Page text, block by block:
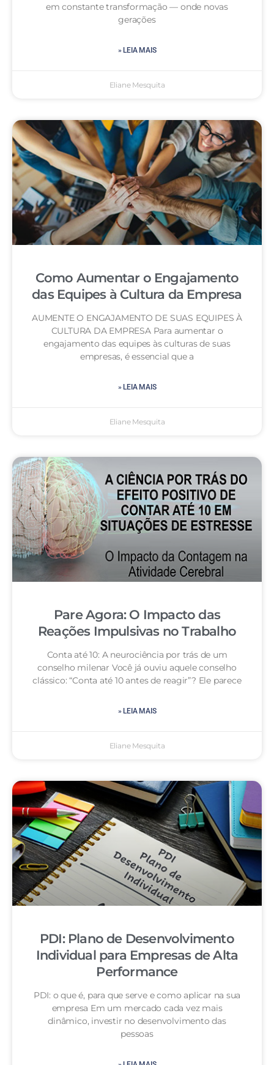
em constante transformação — onde novas
gerações
» LEIA MAIS
Eliane Mesquita
Como Aumentar o Engajamento
das Equipes à Cultura da Empresa
AUMENTE O ENGAJAMENTO DE SUAS EQUIPES À
CULTURA DA EMPRESA Para aumentar o
engajamento das equipes às culturas de suas
empresas, é essencial que a
» LEIA MAIS
Eliane Mesquita
Pare Agora: O Impacto das
Reações Impulsivas no Trabalho
Conta até 10: A neurociência por trás de um
conselho milenar Você já ouviu aquele conselho
clássico: “Conta até 10 antes de reagir”? Ele parece
» LEIA MAIS
Eliane Mesquita
PDI: Plano de Desenvolvimento
Individual para Empresas de Alta
Performance
PDI: o que é, para que serve e como aplicar na sua
empresa Em um mercado cada vez mais
dinâmico, investir no desenvolvimento das
pessoas